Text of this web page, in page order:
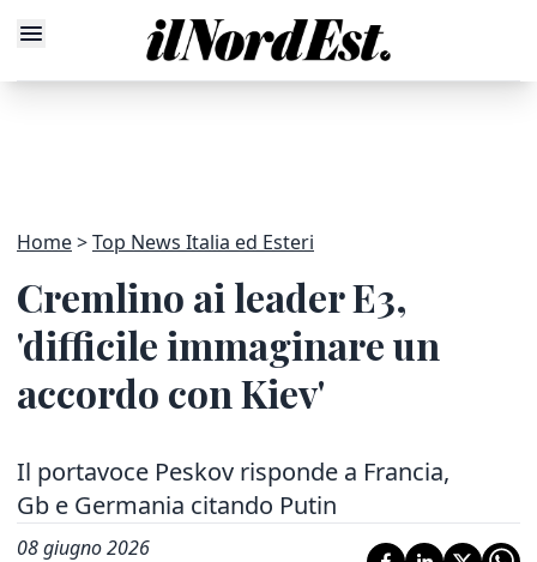
Home Top News Italia ed Esteri
Cremlino ai leader E3,
'difficile immaginare un
accordo con Kiev'
Il portavoce Peskov risponde a Francia,
Gb e Germania citando Putin
08 giugno 2026